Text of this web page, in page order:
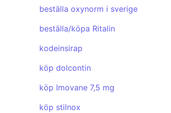
beställa oxynorm i sverige
beställa/köpa Ritalin
kodeinsirap
köp dolcontin
köp Imovane 7,5 mg
köp stilnox